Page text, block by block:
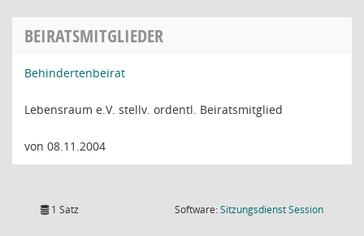
BEIRATSMITGLIEDER
Behindertenbeirat
Lebensraum e.V. stellv. ordentl. Beiratsmitglied
von 08.11.2004
1 Satz Software:SitzungsdienstSession(Wird in